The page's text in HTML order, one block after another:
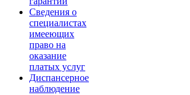
Сведения о
специалистах
имееющих
право на
оказание
платых услуг
Диспансерное
наблюдение